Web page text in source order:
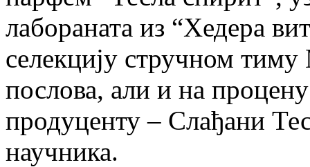
лабораната из “Хедера
селекцију стручном
послова, али и на
продуценту – Слађани
научника.